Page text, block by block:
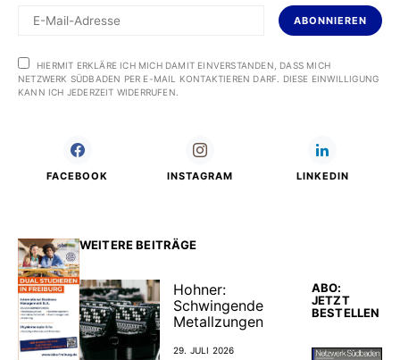
ABONNIEREN
HIERMIT ERKLÄRE ICH MICH DAMIT EINVERSTANDEN, DASS MICH
NETZWERK SÜDBADEN PER E-MAIL KONTAKTIEREN DARF. DIESE EINWILLIGUNG
KANN ICH JEDERZEIT WIDERRUFEN.
FACEBOOK INSTAGRAM LINKEDIN
WEITERE BEITRÄGE
Hohner:
Schwingende
Metallzungen
29. JULI 2026
ABO:
JETZT
BESTELLEN